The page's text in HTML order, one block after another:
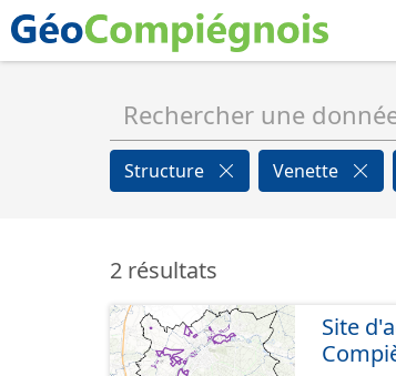
Structure Venette
2 résultats
Site